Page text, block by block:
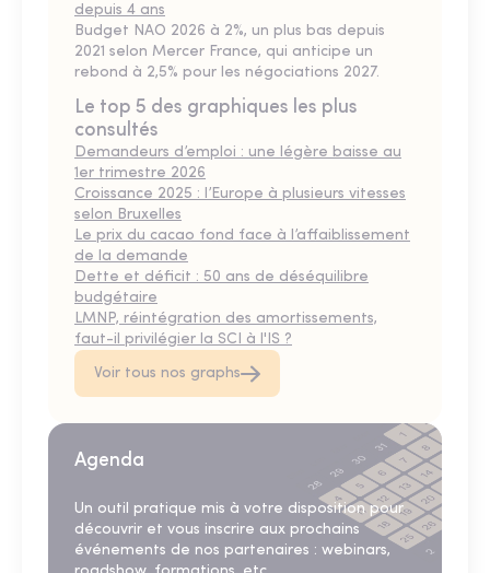
depuis 4 ans
Budget NAO 2026 à 2%, un plus bas depuis
2021 selon Mercer France, qui anticipe un
rebond à 2,5% pour les négociations 2027.
Le top 5 des graphiques les plus
consultés
Demandeurs d’emploi : une légère baisse au
1er trimestre 2026
Croissance 2025 : l’Europe à plusieurs vitesses
selon Bruxelles
Le prix du cacao fond face à l’affaiblissement
de la demande
Dette et déficit : 50 ans de déséquilibre
budgétaire
LMNP, réintégration des amortissements,
faut-il privilégier la SCI à l'IS ?
Voir tous nos graphs
Agenda
Un outil pratique mis à votre disposition pour
découvrir et vous inscrire aux prochains
événements de nos partenaires : webinars,